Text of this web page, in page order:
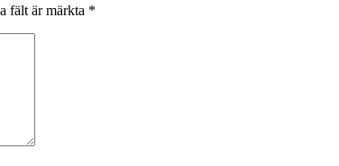
fält är märkta *